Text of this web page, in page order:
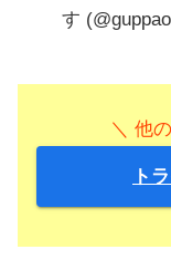
す
＼ 他
ト